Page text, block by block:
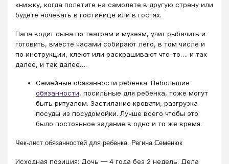
книжку, когда полетите на самолете в другую страну или
будете ночевать в гостинице или в гостях.
Папа водит сына по театрам и музеям, учит рыбачить и
готовить, вместе часами собирают лего, в том числе и
по инструкции, клеют или раскрашивают что-то…. и так
далее, и так далее….
Семейные обязанности ребенка. Небольшие
обязанности, посильные для ребенка, тоже могут
быть ритуалом. Застилание кровати, разгрузка
посуды из посудомойки. Лучше всего чтобы это
было постоянное задание в одно и то же время.
Чек-лист обязанностей для ребенка. Регина Семенюк
Исходная позиция: Дочь — 4 года без 2 недель. Дела